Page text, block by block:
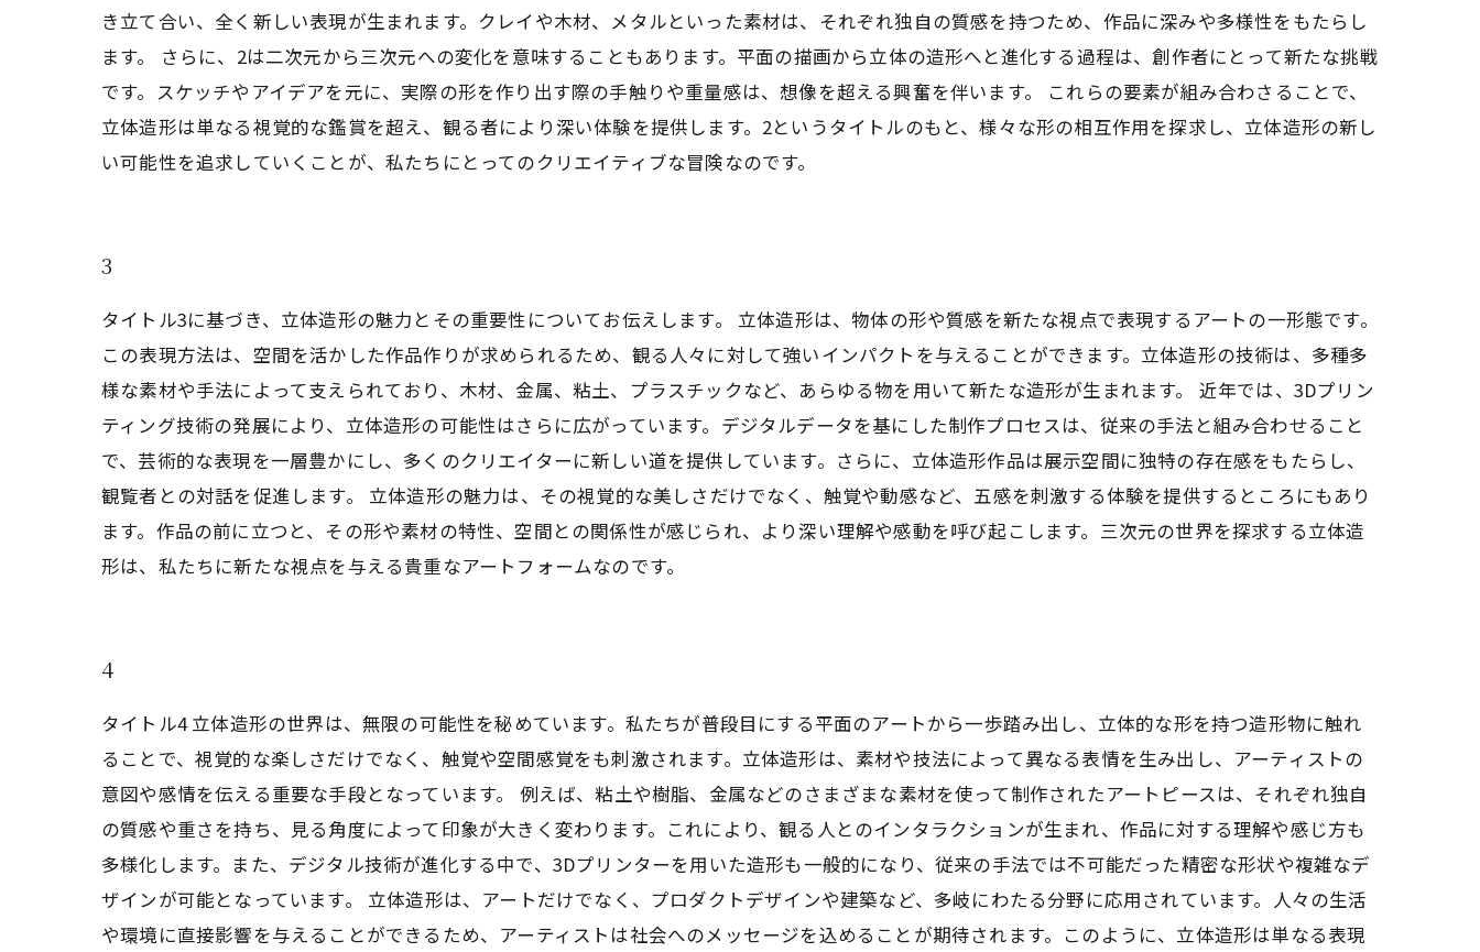
き立て合い、全く新しい表現が生まれます。クレイや木材、メタルといった素材は、それぞれ独自の質感を持つため、作品に深みや多様性をもたらし
ます。 さらに、2は二次元から三次元への変化を意味することもあります。平面の描画から立体の造形へと進化する過程は、創作者にとって新たな挑戦
です。スケッチやアイデアを元に、実際の形を作り出す際の手触りや重量感は、想像を超える興奮を伴います。 これらの要素が組み合わさることで、
立体造形は単なる視覚的な鑑賞を超え、観る者により深い体験を提供します。2というタイトルのもと、様々な形の相互作用を探求し、立体造形の新し
い可能性を追求していくことが、私たちにとってのクリエイティブな冒険なのです。
3
タイトル3に基づき、立体造形の魅力とその重要性についてお伝えします。 立体造形は、物体の形や質感を新たな視点で表現するアートの一形態です。
この表現方法は、空間を活かした作品作りが求められるため、観る人々に対して強いインパクトを与えることができます。立体造形の技術は、多種多
様な素材や手法によって支えられており、木材、金属、粘土、プラスチックなど、あらゆる物を用いて新たな造形が生まれます。 近年では、3Dプリン
ティング技術の発展により、立体造形の可能性はさらに広がっています。デジタルデータを基にした制作プロセスは、従来の手法と組み合わせること
で、芸術的な表現を一層豊かにし、多くのクリエイターに新しい道を提供しています。さらに、立体造形作品は展示空間に独特の存在感をもたらし、
観覧者との対話を促進します。 立体造形の魅力は、その視覚的な美しさだけでなく、触覚や動感など、五感を刺激する体験を提供するところにもあり
ます。作品の前に立つと、その形や素材の特性、空間との関係性が感じられ、より深い理解や感動を呼び起こします。三次元の世界を探求する立体造
形は、私たちに新たな視点を与える貴重なアートフォームなのです。
4
タイトル4 立体造形の世界は、無限の可能性を秘めています。私たちが普段目にする平面のアートから一歩踏み出し、立体的な形を持つ造形物に触れ
ることで、視覚的な楽しさだけでなく、触覚や空間感覚をも刺激されます。立体造形は、素材や技法によって異なる表情を生み出し、アーティストの
意図や感情を伝える重要な手段となっています。 例えば、粘土や樹脂、金属などのさまざまな素材を使って制作されたアートピースは、それぞれ独自
の質感や重さを持ち、見る角度によって印象が大きく変わります。これにより、観る人とのインタラクションが生まれ、作品に対する理解や感じ方も
多様化します。また、デジタル技術が進化する中で、3Dプリンターを用いた造形も一般的になり、従来の手法では不可能だった精密な形状や複雑なデ
ザインが可能となっています。 立体造形は、アートだけでなく、プロダクトデザインや建築など、多岐にわたる分野に応用されています。人々の生活
や環境に直接影響を与えることができるため、アーティストは社会へのメッセージを込めることが期待されます。このように、立体造形は単なる表現